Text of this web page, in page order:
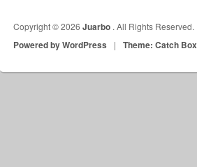
Copyright © 2026Juarbo . All Rights Reserved.
Powered by WordPress | Theme: Catch Box